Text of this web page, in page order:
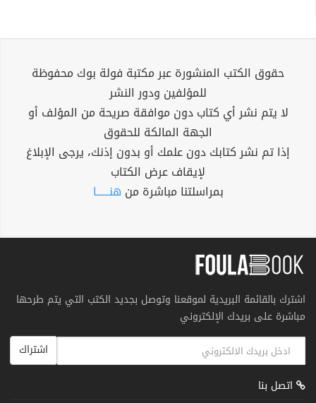
حقوق الكتب المنشورة عبر مكتبة فولة بوك محفوظة
للمؤلفين ودور النشر
لا يتم نشر أي كتاب دون موافقة صريحة من المؤلف أو
الجهة المالكة للحقوق
إذا تم نشر كتابك دون علمك أو بدون إذنك، يرجى الإبلاغ
لإيقاف عرض الكتاب
بمراسلتنا مباشرة من هنــــــا
اشترك بالقائمة البريدية لموقعنا وتوصل بجديد الكتب التي يتم طرحها
مباشرة على بريدك الإلكتروني
اشتراك
اتصل بنا